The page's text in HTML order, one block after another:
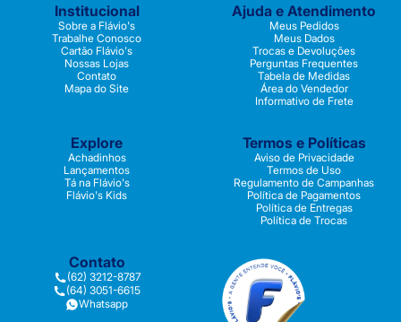
Institucional
Sobre a Flávio's
Trabalhe Conosco
Cartão Flávio's
Nossas Lojas
Contato
Mapa do Site
Ajuda e Atendimento
Meus Pedidos
Meus Dados
Trocas e Devoluções
Perguntas Frequentes
Tabela de Medidas
Área do Vendedor
Informativo de Frete
Explore
Achadinhos
Lançamentos
Tá na Flávio's
Flávio's Kids
Termos e Políticas
Aviso de Privacidade
Termos de Uso
Regulamento de Campanhas
Política de Pagamentos
Política de Entregas
Política de Trocas
Contato
(62) 3212-8787
(64) 3051-6615
Whatsapp